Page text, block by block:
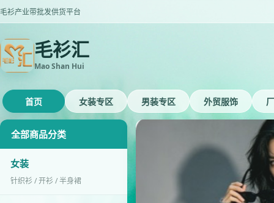
毛衫产业带批发供货平台
毛衫汇
Mao Shan Hui
首页 女装专区 男装专区 外贸服饰
全部商品分类
女装
针织衫 / 开衫 / 半身裙